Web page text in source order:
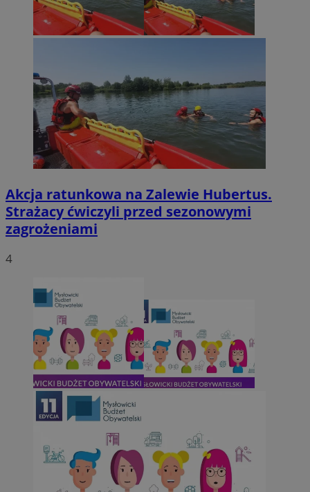
Akcja ratunkowa na Zalewie Hubertus.
Strażacy ćwiczyli przed sezonowymi
zagrożeniami
4